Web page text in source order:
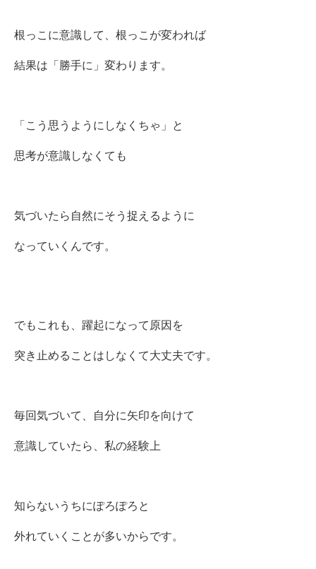
根っこに意識して、根っこが変われば
結果は「勝手に」変わります。
「こう思うようにしなくちゃ」と
思考が意識しなくても
気づいたら自然にそう捉えるように
なっていくんです。
でもこれも、躍起になって原因を
突き止めることはしなくて大丈夫です。
毎回気づいて、自分に矢印を向けて
意識していたら、私の経験上
知らないうちにぽろぽろと
外れていくことが多いからです。